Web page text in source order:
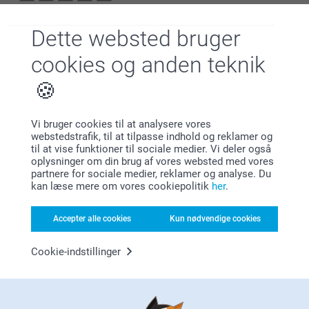
Dette websted bruger
cookies og anden teknik
Vi bruger cookies til at analysere vores
webstedstrafik, til at tilpasse indhold og reklamer og
til at vise funktioner til sociale medier. Vi deler også
oplysninger om din brug af vores websted med vores
partnere for sociale medier, reklamer og analyse. Du
kan læse mere om vores cookiepolitik her.
Accepter alle cookies Kun nødvendige cookies
Cookie-indstillinger
Tusind tak for din anmeldelse!
Vi er glade for at høre, at billederne levede op til dine
forventninger. Det betyder meget for os!
Varme hilsner
Zeinab @smartphoto
Meget flot kvalitet
Vis reaktioner
09:24
Hej Mia
Tusind tak for din anmeldelse!
Vi er glade for at høre, at billederne levede op til dine
forventninger. Det betyder meget for os!
Du er altid velkommen igen 👍
Varme hilsner
Zeinab @smartphoto
Camilla Lerche,
30.04.2026
Fine billeder - produktet var som jeg forventede
12:24